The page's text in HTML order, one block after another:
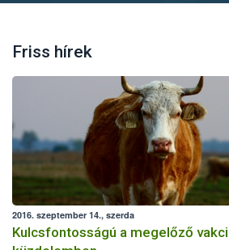
Friss hírek
2016. szeptember 14., szerda
Kulcsfontosságú a megelőző